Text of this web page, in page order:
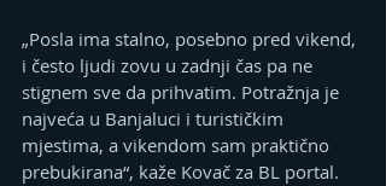
„Posla ima stalno, posebno pred vikend,
i često ljudi zovu u zadnji čas pa ne
stignem sve da prihvatim. Potražnja je
najveća u Banjaluci i turističkim
mjestima, a vikendom sam praktično
prebukirana“, kaže Kovač za BL portal.